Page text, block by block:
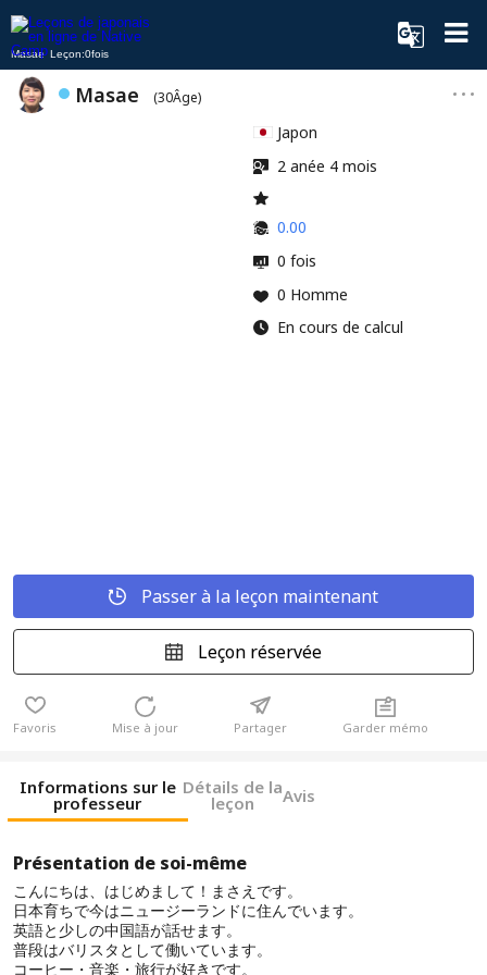
Masae Leçon:0fois
Masae (30Âge)
Japon
2 anée 4 mois
0.00
0 fois
0 Homme
En cours de calcul
Passer à la leçon maintenant
Leçon réservée
Favoris Mise à jour Partager Garder mémo
Informations sur le
professeur
Détails de la
leçon Avis
Présentation de soi-même
こんにちは、はじめまして！まさえです。
日本育ちで今はニュージーランドに住んでいます。
英語と少しの中国語が話せます。
普段はバリスタとして働いています。
コーヒー・音楽・旅行が好きです。